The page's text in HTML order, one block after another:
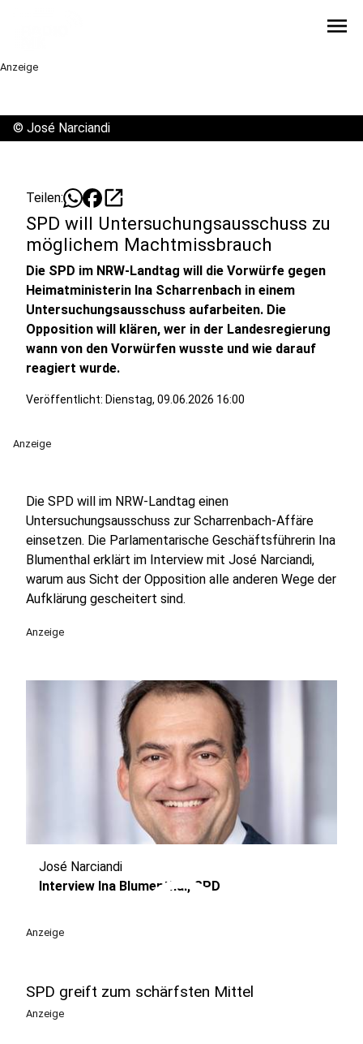
menu
Anzeige
© José Narciandi
Teilen: open_in_new
SPD will Untersuchungsausschuss zu
möglichem Machtmissbrauch
Die SPD im NRW-Landtag will die Vorwürfe gegen
Heimatministerin Ina Scharrenbach in einem
Untersuchungsausschuss aufarbeiten. Die
Opposition will klären, wer in der Landesregierung
wann von den Vorwürfen wusste und wie darauf
reagiert wurde.
Veröffentlicht: Dienstag, 09.06.2026 16:00
Anzeige
Die SPD will im NRW-Landtag einen
Untersuchungsausschuss zur Scharrenbach-Affäre
einsetzen. Die Parlamentarische Geschäftsführerin Ina
Blumenthal erklärt im Interview mit José Narciandi,
warum aus Sicht der Opposition alle anderen Wege der
Aufklärung gescheitert sind.
Anzeige
play_circle
José Narciandi
Interview Ina Blumenthal, SPD
Anzeige
SPD greift zum schärfsten Mittel
Anzeige